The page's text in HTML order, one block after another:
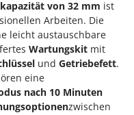
von 32 mm ist
Arbeiten. Die
leicht austauschbare
Wartungskit mit
und Getriebefett.
eine
nach 10 Minuten
zwischen